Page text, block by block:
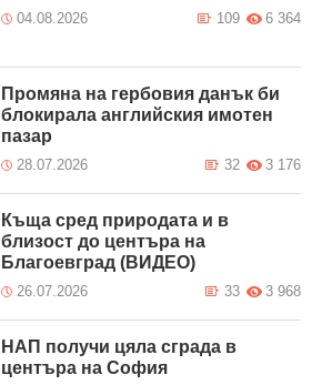
04.08.2026 6 364
109
Промяна на гербовия данък би
блокирала английския имотен
пазар
28.07.2026 3 176
32
Къща сред природата и в
близост до центъра на
Благоевград (ВИДЕО)
26.07.2026 3 968
33
НАП получи цяла сграда в
центъра на София